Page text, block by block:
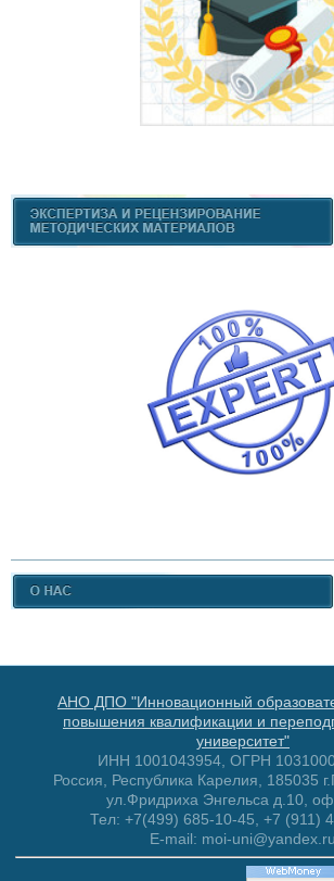
АНО ДПО "Инновационный
повышения квалификации и
университет"
ИНН 1001043954, ОГРН
Россия, Республика Карелия, 185035
ул.Фридриха Энгельса д.10,
Тел: +7(499) 685-10-45, +7 (911)
E-mail: moi-uni@yandex.ru